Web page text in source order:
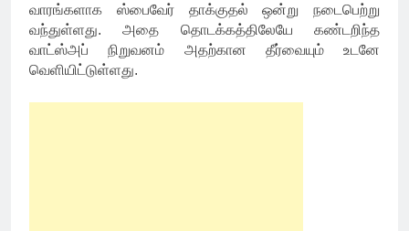
வாரங்களாக ஸ்பைவேர் தாக்குதல் ஒன்று நடைபெற்று
வந்துள்ளது. அதை தொடக்கத்திலேயே கண்டறிந்த
வாட்ஸ்அப் நிறுவனம் அதற்கான தீர்வையும் உடனே
வெளியிட்டுள்ளது.